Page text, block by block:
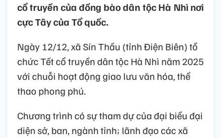
cổ truyền của đồng bào dân tộc Hà Nhì nơi
cực Tây của Tổ quốc.
Ngày 12/12, xã Sín Thầu (tỉnh Điện Biên) tổ
chức Tết cổ truyền dân tộc Hà Nhì năm 2025
với chuỗi hoạt động giao lưu văn hóa, thể
thao phong phú.
Chương trình có sự tham dự của đại biểu đại
diện sở, ban, ngành tỉnh; lãnh đạo các xã